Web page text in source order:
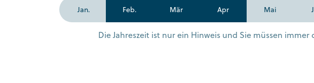
Jan. Feb. Mär Apr Mai
Die Jahreszeit ist nur ein Hinweis und Sie müssen